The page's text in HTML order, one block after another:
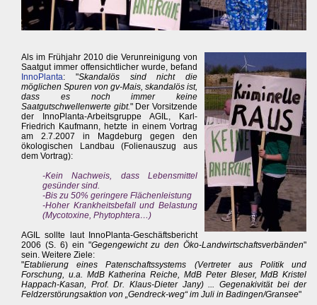
Als im Frühjahr 2010 die Verunreinigung von
Saatgut immer offensichtlicher wurde, befand
InnoPlanta: "Skandalös sind nicht die
möglichen Spuren von gv-Mais, skandalös ist,
dass es noch immer keine
Saatgutschwellenwerte gibt." Der Vorsitzende
der InnoPlanta-Arbeitsgruppe AGIL, Karl-
Friedrich Kaufmann, hetzte in einem Vortrag
am 2.7.2007 in Magdeburg gegen den
ökologischen Landbau (Folienauszug aus
dem Vortrag):
-Kein Nachweis, dass Lebensmittel
gesünder sind.
-Bis zu 50% geringere Flächenleistung
-Hoher Krankheitsbefall und Belastung
(Mycotoxine, Phytophtera…)
AGIL sollte laut InnoPlanta-Geschäftsbericht
2006 (S. 6) ein "Gegengewicht zu den Öko-Landwirtschaftsverbänden"
sein. Weitere Ziele:
"Etablierung eines Patenschaftssystems (Vertreter aus Politik und
Forschung, u.a. MdB Katherina Reiche, MdB Peter Bleser, MdB Kristel
Happach-Kasan, Prof. Dr. Klaus-Dieter Jany) ... Gegenakivität bei der
Feldzerstörungsaktion von „Gendreck-weg“ im Juli in Badingen/Gransee"